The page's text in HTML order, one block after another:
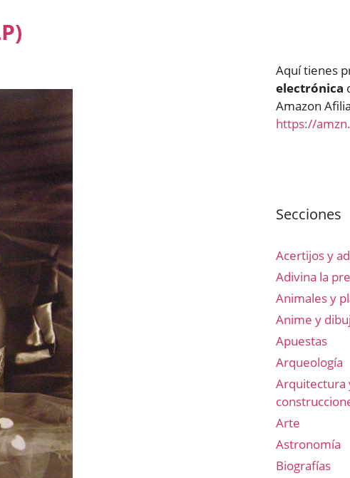
Aquí tienes
electrónica
Amazon
https://
Secciones
Acertijos y
Adivina la
Animales y
Anime y
Apuestas
Arqueología
Arquitectura
Arte
Astronomía
Biografías